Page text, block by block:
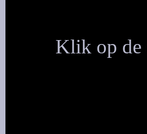
Klik op de